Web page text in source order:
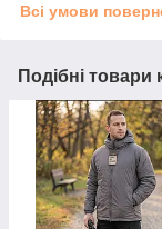
Всі умови
Подібні товари